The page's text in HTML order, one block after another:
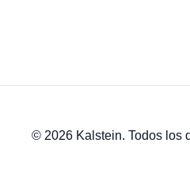
© 2026 Kalstein. Todos los